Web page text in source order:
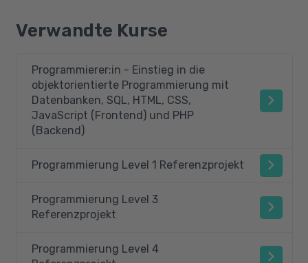
Verwandte Kurse
Programmierer:in - Einstieg in die
objektorientierte Programmierung mit
Datenbanken, SQL, HTML, CSS,
JavaScript (Frontend) und PHP
(Backend)
Programmierung Level 1 Referenzprojekt
Programmierung Level 3
Referenzprojekt
Programmierung Level 4